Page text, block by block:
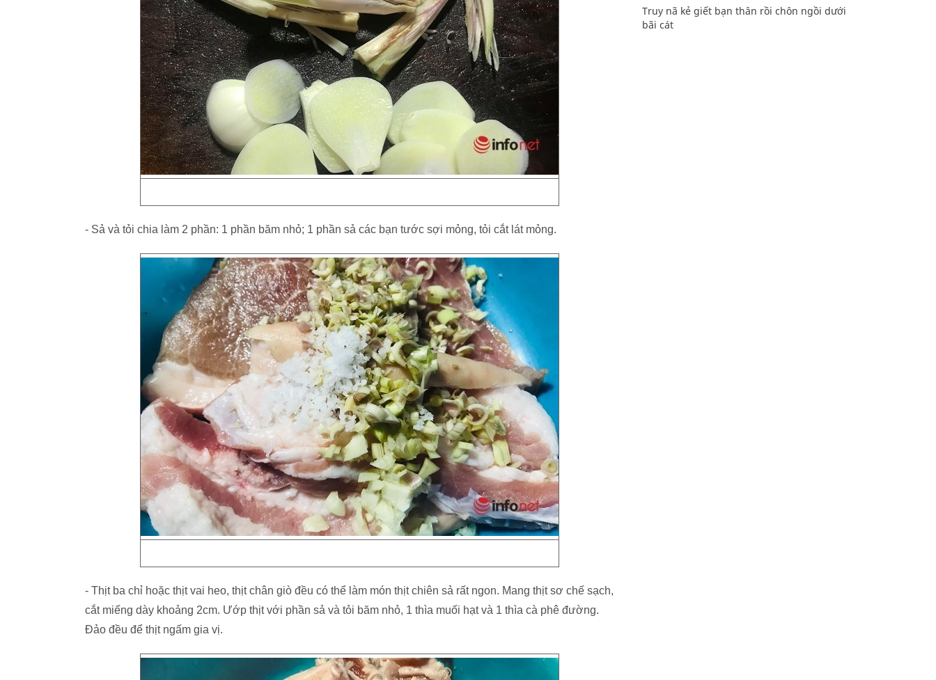
- Sả và tỏi chia làm 2 phần: 1 phần băm nhỏ; 1 phần sả các bạn tước sợi mỏng, tỏi cắt lát mỏng.
- Thịt ba chỉ hoặc thịt vai heo, thịt chân giò đều có thể làm món thịt chiên sả rất ngon. Mang thịt sơ chế sạch,
cắt miếng dày khoảng 2cm. Ướp thịt với phần sả và tỏi băm nhỏ, 1 thìa muối hạt và 1 thìa cà phê đường.
Đảo đều để thịt ngấm gia vị.
Truy nã kẻ giết bạn thân rồi chôn ngồi dưới
bãi cát